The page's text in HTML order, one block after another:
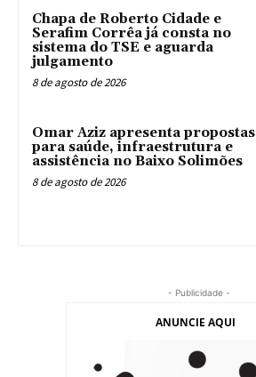
Chapa de Roberto Cidade e
Serafim Corrêa já consta no
sistema do TSE e aguarda
julgamento
8 de agosto de 2026
Omar Aziz apresenta propostas
para saúde, infraestrutura e
assistência no Baixo Solimões
8 de agosto de 2026
- Publicidade -